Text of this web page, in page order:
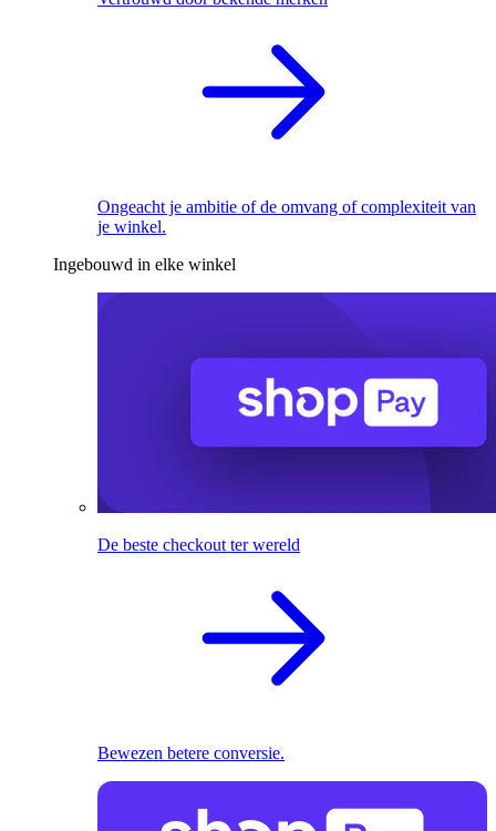
Ongeacht je ambitie of de omvang of complexiteit van
je winkel.
Ingebouwd in elke winkel
De beste checkout ter wereld
Bewezen betere conversie.